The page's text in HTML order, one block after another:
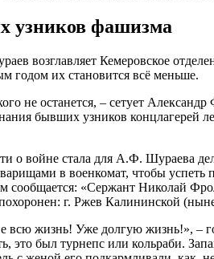
узников фашизма
возглавляет Кемеровское
годом их становится всё меньше.
не останется, – сетует
бывших узников концлагерей
о войне стала для А.Ф. Шураева
в военкомат, чтобы
сообщается: «Сержант Николай
г. Ржев Калининской
всю жизнь! Уже долгую жизнь!», –
это был турнепс или кольраби.